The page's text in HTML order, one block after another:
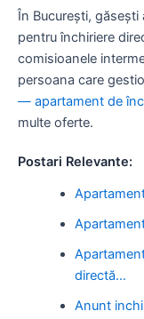
În București,
pentru închiriere
comisioanele
persoana care
— apartament de
multe oferte.
Postari Relevante:
directă…
Anunt